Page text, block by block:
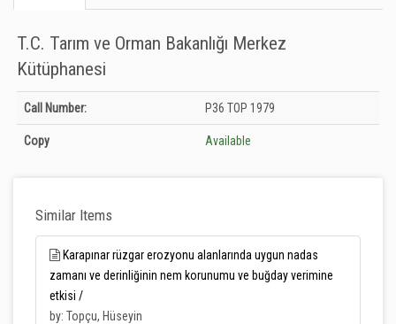
T.C. Tarım ve Orman Bakanlığı Merkez
Kütüphanesi
Holdings details from T.C. Tarım ve Orman Bakanlığı Merkez Kütüphanesi:
Unknown
Call Number: P36 TOP 1979
Copy Available
Similar Items
Karapınar rüzgar erozyonu alanlarında uygun nadas
zamanı ve derinliğinin nem korunumu ve buğday verimine
etkisi /
by: Topçu, Hüseyin